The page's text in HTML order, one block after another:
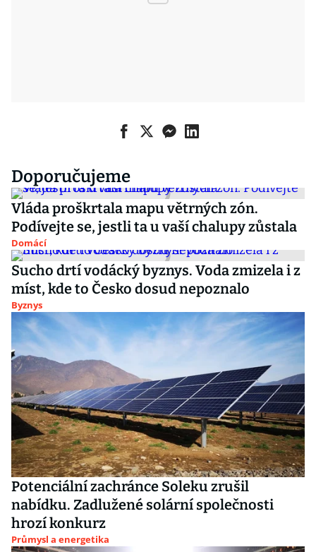
Doporučujeme
Vláda proškrtala mapu větrných zón.
Podívejte se, jestli ta u vaší chalupy zůstala
Domácí
Sucho drtí vodácký byznys. Voda zmizela i z
míst, kde to Česko dosud nepoznalo
Byznys
Potenciální zachránce Soleku zrušil
nabídku. Zadlužené solární společnosti
hrozí konkurz
Průmysl a energetika